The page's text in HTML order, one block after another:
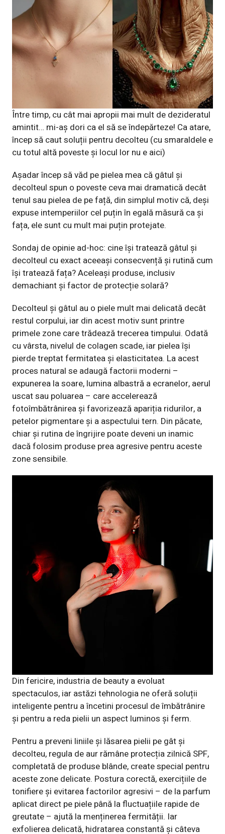
Între timp, cu cât mai apropii mai mult de dezideratul
amintit… mi-aș dori ca el să se îndepărteze! Ca atare,
încep să caut soluții pentru decolteu (cu smaraldele e
cu totul altă poveste și locul lor nu e aici)
Așadar încep să văd pe pielea mea că gâtul și
decolteul spun o poveste ceva mai dramatică decât
tenul sau pielea de pe față, din simplul motiv că, deși
expuse intemperiilor cel puțin în egală măsură ca și
fața, ele sunt cu mult mai puțin protejate.
Sondaj de opinie ad-hoc: cine își tratează gâtul și
decolteul cu exact aceeași consecvență și rutină cum
își tratează fața? Aceleași produse, inclusiv
demachiant și factor de protecție solară?
Decolteul și gâtul au o piele mult mai delicată decât
restul corpului, iar din acest motiv sunt printre
primele zone care trădează trecerea timpului. Odată
cu vârsta, nivelul de colagen scade, iar pielea își
pierde treptat fermitatea și elasticitatea. La acest
proces natural se adaugă factorii moderni –
expunerea la soare, lumina albastră a ecranelor, aerul
uscat sau poluarea – care accelerează
fotoîmbătrânirea și favorizează apariția ridurilor, a
petelor pigmentare și a aspectului tern. Din păcate,
chiar și rutina de îngrijire poate deveni un inamic
dacă folosim produse prea agresive pentru aceste
zone sensibile.
Din fericire, industria de beauty a evoluat
spectaculos, iar astăzi tehnologia ne oferă soluții
inteligente pentru a încetini procesul de îmbătrânire
și pentru a reda pielii un aspect luminos și ferm.
Pentru a preveni liniile și lăsarea pielii pe gât și
decolteu, regula de aur rămâne protecția zilnică SPF,
completată de produse blânde, create special pentru
aceste zone delicate. Postura corectă, exercițiile de
tonifiere și evitarea factorilor agresivi – de la parfum
aplicat direct pe piele până la fluctuațiile rapide de
greutate – ajută la menținerea fermității. Iar
exfolierea delicată, hidratarea constantă și câteva